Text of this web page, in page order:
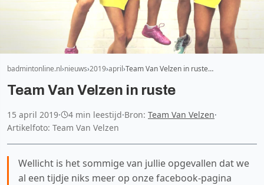
badmintonline.nl nieuws 2019 april Team Van Velzen in ruste…
Team Van Velzen in ruste
15 april 2019· 4 min leestijd·Bron: Team Van Velzen·
Artikelfoto: Team Van Velzen
Wellicht is het sommige van jullie opgevallen dat we
al een tijdje niks meer op onze facebook-pagina